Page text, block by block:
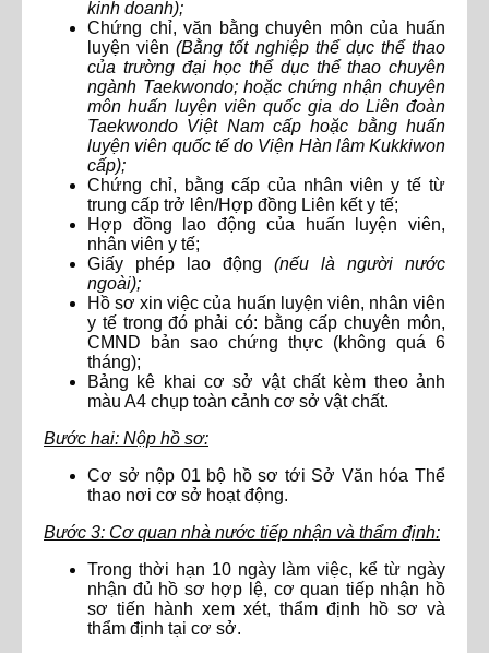
kinh doanh);
Chứng chỉ, văn bằng chuyên môn của huấn
luyện viên(Bằng tốt nghiệp thể dục thể thao
của trường đại học thể dục thể thao chuyên
ngành Taekwondo; hoặc chứng nhận chuyên
môn huấn luyện viên quốc gia do Liên đoàn
Taekwondo Việt Nam cấp hoặc bằng huấn
luyện viên quốc tế do Viện Hàn lâm Kukkiwon
cấp);
Chứng chỉ, bằng cấp của nhân viên y tế từ
trung cấp trở lên/Hợp đồng Liên kết y tế;
Hợp đồng lao động của huấn luyện viên,
nhân viên y tế;
Giấy phép lao động (nếu là người nước
ngoài);
Hồ sơ xin việc của huấn luyện viên, nhân viên
y tế trong đó phải có: bằng cấp chuyên môn,
CMND bản sao chứng thực (không quá 6
tháng);
Bảng kê khai cơ sở vật chất kèm theo ảnh
màu A4 chụp toàn cảnh cơ sở vật chất.
Bước hai: Nộp hồ sơ:
Cơ sở nộp 01 bộ hồ sơ tới Sở Văn hóa Thể
thao nơi cơ sở hoạt động.
Bước 3: Cơ quan nhà nước tiếp nhận và thẩm định:
Trong thời hạn 10 ngày làm việc, kể từ ngày
nhận đủ hồ sơ hợp lệ, cơ quan tiếp nhận hồ
sơ tiến hành xem xét, thẩm định hồ sơ và
thẩm định tại cơ sở.